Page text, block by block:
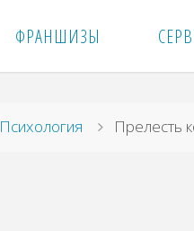
ФРАНШИЗЫ
Психология Прелесть